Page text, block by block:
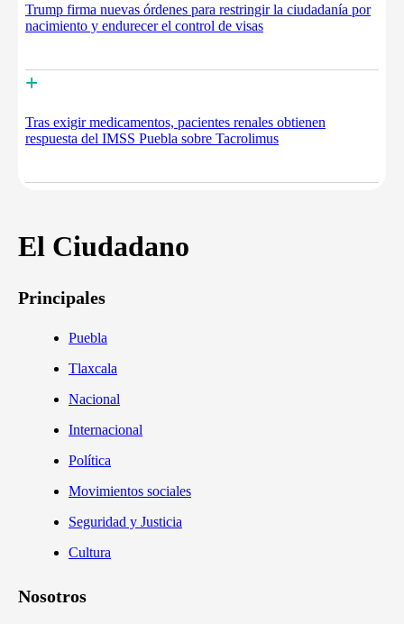
Trump firma nuevas órdenes para restringir la ciudadanía por
nacimiento y endurecer el control de visas
+
Tras exigir medicamentos, pacientes renales obtienen
respuesta del IMSS Puebla sobre Tacrolimus
El Ciudadano
Principales
Puebla
Tlaxcala
Nacional
Internacional
Política
Movimientos sociales
Seguridad y Justicia
Cultura
Nosotros